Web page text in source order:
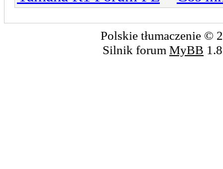
Polskie tłumaczenie ©
Silnik forum MyBB